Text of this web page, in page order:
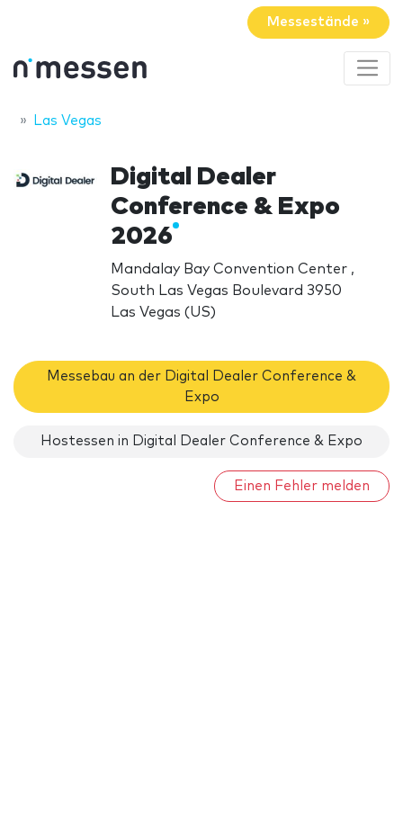
Messestände »
Las Vegas
Digital Dealer
Conference & Expo
2026
Mandalay Bay Convention Center ,
South Las Vegas Boulevard 3950
Las Vegas (US)
Messebau an der Digital Dealer Conference &
Expo
Hostessen in Digital Dealer Conference & Expo
Einen Fehler melden